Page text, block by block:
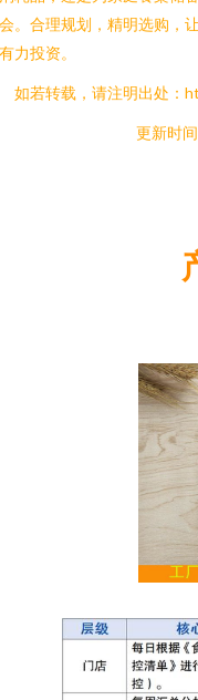
。合理规划，精明选购，
力投资。
如若转载，请注明出处：
更新时